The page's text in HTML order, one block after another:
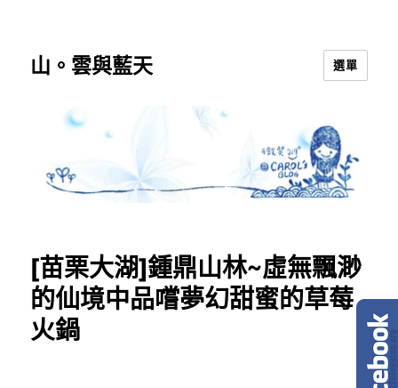
山。雲與藍天 選單
[苗栗大湖]鍾鼎山林~虛無飄渺
的仙境中品嚐夢幻甜蜜的草莓
火鍋